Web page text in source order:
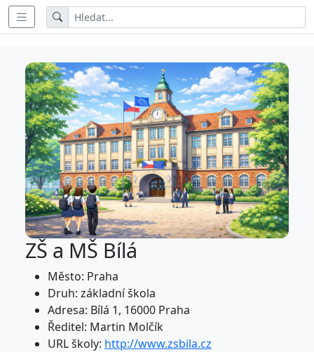
ZŠ a MŠ Bílá
Město: Praha
Druh: základní škola
Adresa: Bílá 1, 16000 Praha
Ředitel: Martin Molčík
URL školy: http://www.zsbila.cz